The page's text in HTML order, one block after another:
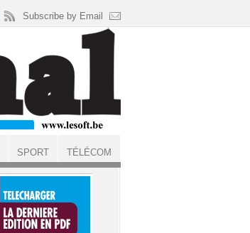
Subscribe by Email
SPORT TÉLÉCOM